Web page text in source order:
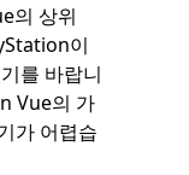
의 상위
이
를 바랍니
Vue의 가
가 어렵습